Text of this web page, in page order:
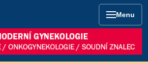
Menu